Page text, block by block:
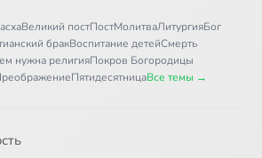
Великий постПостМолитваЛитургияБог
бракВоспитание детейСмерть
нужна религияПокров Богородицы
ПятидесятницаВсе темы →